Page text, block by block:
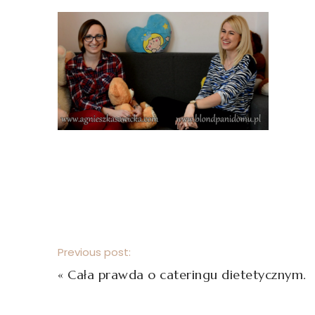
Previous post:
« Cała prawda o cateringu dietetycznym.